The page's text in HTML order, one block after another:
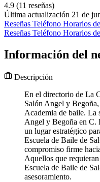
4.9 (11 reseñas)
Última actualización 21 de
Reseñas Teléfono Horarios
Reseñas Teléfono Horarios
Información del
Descripción
En el directorio de La
Salón Angel y
Academia de baile. La
Angel y Begoña en C.
un lugar estratégico
Escuela de Baile de
compromiso firme
Aquellos que
Escuela de Baile de
asesoramiento.